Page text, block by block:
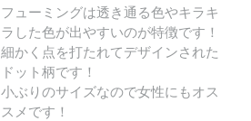
フューミングは透き通る色やキラキ
ラした色が出やすいのが特徴です！
細かく点を打たれてデザインされた
ドット柄です！
小ぶりのサイズなので女性にもオス
スメです！